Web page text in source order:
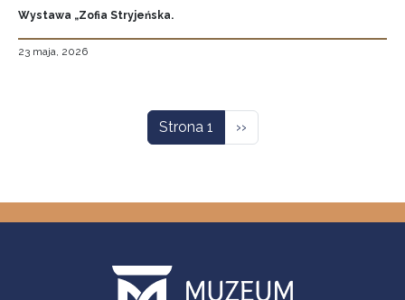
Wystawa „Zofia Stryjeńska.
23 maja, 2026
Strona 1 Następna strona
››